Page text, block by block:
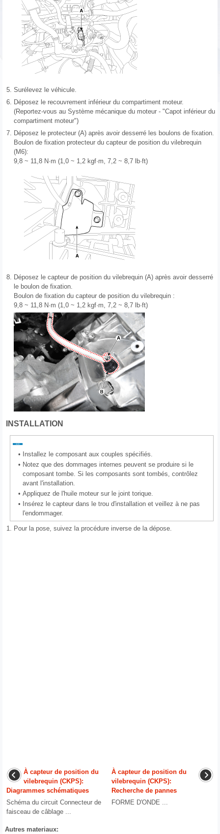
5. Surélevez le véhicule.
6. Déposez le recouvrement inférieur du compartiment moteur.
(Reportez-vous au Système mécanique du moteur - "Capot inférieur du
compartiment moteur")
7. Déposez le protecteur (A) après avoir desserré les boulons de fixation.
Boulon de fixation protecteur du capteur de position du vilebrequin
(M6):
9,8 ~ 11,8 N·m (1,0 ~ 1,2 kgf·m, 7,2 ~ 8,7 lb·ft)
8. Déposez le capteur de position du vilebrequin (A) après avoir desserré
le boulon de fixation.
Boulon de fixation du capteur de position du vilebrequin :
9,8 ~ 11,8 N·m (1,0 ~ 1,2 kgf·m, 7,2 ~ 8,7 lb·ft)
INSTALLATION
•
Installez le composant aux couples spécifiés.
• Notez que des dommages internes peuvent se produire si le
composant tombe. Si les composants sont tombés, contrôlez
avant l'installation.
• Appliquez de l'huile moteur sur le joint torique.
•
Insérez le capteur dans le trou d'installation et veillez à ne pas
l'endommager.
1. Pour la pose, suivez la procédure inverse de la dépose.
À capteur de position du
vilebrequin (CKPS):
Diagrammes schématiques
Schéma du circuit Connecteur de
faisceau de câblage ...
À capteur de position du
vilebrequin (CKPS):
Recherche de pannes
FORME D′ONDE ...
Autres materiaux: